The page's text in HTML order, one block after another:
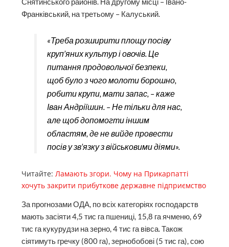
Снятинського районів. На другому місці – Івано-
Франківський, на третьому – Калуський.
«Треба розширити площу посіву
круп’яних культур і овочів. Це
питання продовольчої безпеки,
щоб було з чого молоти борошно,
робити крупи, мати запас, – каже
Іван Андріїшин. – Не тільки для нас,
але щоб допомогти іншим
областям, де не вийде провести
посів у зв’язку з військовими діями».
Читайте: Ламають згори. Чому на Прикарпатті
хочуть закрити прибуткове державне підприємство
За прогнозами ОДА, по всіх категоріях господарств
мають засіяти 4,5 тис га пшениці, 15,8 га ячменю, 69
тис га кукурудзи на зерно, 4 тис га вівса. Також
сіятимуть гречку (800 га), зернобобові (5 тис га), сою